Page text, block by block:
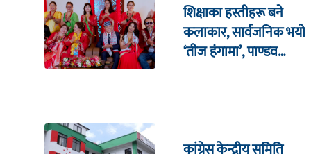
शिक्षाका हस्तीहरू बने
कलाकार, सार्वजनिक भयो
‘तीज हंगामा’, पाण्डव